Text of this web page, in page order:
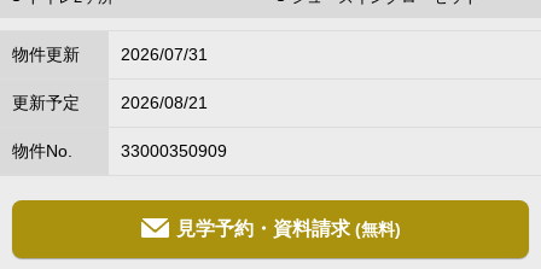
物件更新 2026/07/31
更新予定 2026/08/21
物件No. 33000350909
見学予約・資料請求 (無料)